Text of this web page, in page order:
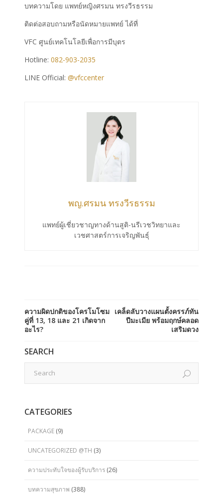
บทความโดย แพทย์หญิงศรมน ทรงวีรธรรม
ติดต่อสอบถามหรือนัดหมายแพทย์ ได้ที่
VFC ศูนย์เทคโนโลยีเพื่อการมีบุตร
Hotline: 082-903-2035
LINE Official: @vfccenter
พญ.ศรมน ทรงวีรธรรม
แพทย์ผู้เชี่ยวชาญทางด้านสูติ-นรีเวชวิทยาและ
เวชศาสตร์การเจริญพันธุ์
ความผิดปกติของโครโมโซม
คู่ที่ 13, 18 และ 21 เกิดจาก
อะไร?
เคล็ดลับวางแผนตั้งครรภ์ทัน
ปีมะเมีย พร้อมฤกษ์คลอด
เสริมดวง
SEARCH
CATEGORIES
PACKAGE (9)
UNCATEGORIZED @TH (3)
ความประทับใจของผู้รับบริการ (26)
บทความสุขภาพ (388)